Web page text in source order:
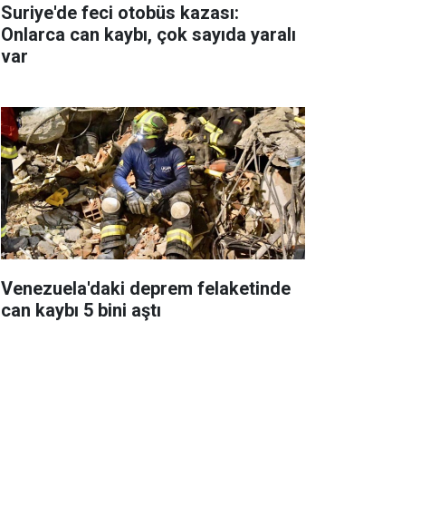
Suriye'de feci otobüs kazası:
Onlarca can kaybı, çok sayıda yaralı
var
Venezuela'daki deprem felaketinde
can kaybı 5 bini aştı